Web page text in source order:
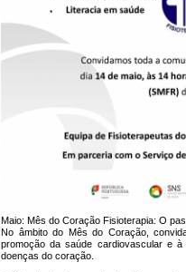
Maio: Mês do Coração Fisioterapia: O
No âmbito do Mês do Coração,
promoção da saúde cardiovascular e
doenças do coração.